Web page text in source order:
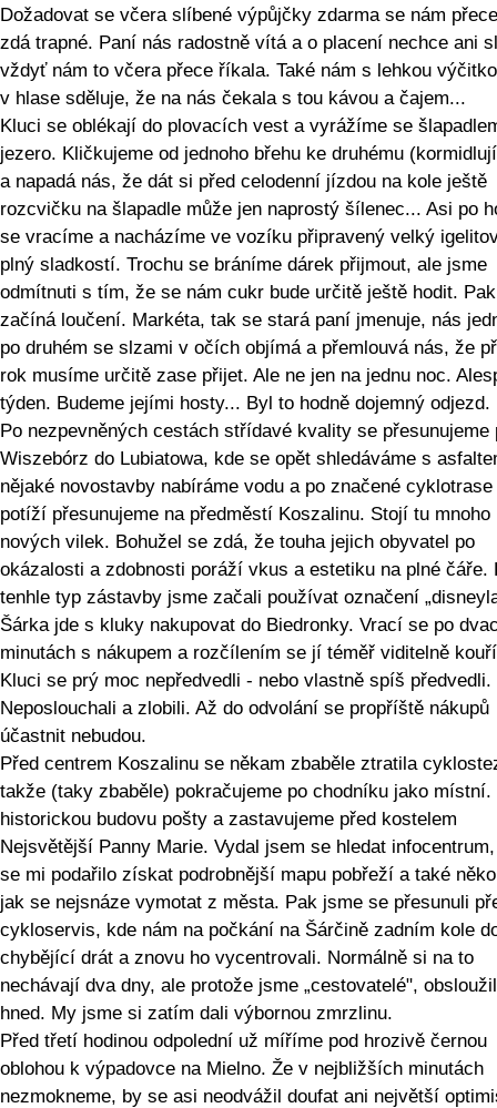
Dožadovat se včera slíbené výpůjčky zdarma se nám
zdá trapné. Paní nás radostně vítá a o placení nechce ani
vždyť nám to včera přece říkala. Také nám s lehkou
v hlase sděluje, že na nás čekala s tou kávou a čajem...
Kluci se oblékají do plovacích vest a vyrážíme se
jezero. Kličkujeme od jednoho břehu ke druhému
a napadá nás, že dát si před celodenní jízdou na kole ještě
rozcvičku na šlapadle může jen naprostý šílenec... Asi po
se vracíme a nacházíme ve vozíku připravený velký
plný sladkostí. Trochu se bráníme dárek přijmout, ale jsme
odmítnuti s tím, že se nám cukr bude určitě ještě hodit.
začíná loučení. Markéta, tak se stará paní jmenuje, nás
po druhém se slzami v očích objímá a přemlouvá nás, že
rok musíme určitě zase přijet. Ale ne jen na jednu noc.
týden. Budeme jejími hosty... Byl to hodně dojemný odjezd.
Po nezpevněných cestách střídavé kvality se přesunujeme
Wiszebórz do Lubiatowa, kde se opět shledáváme s
nějaké novostavby nabíráme vodu a po značené
potíží přesunujeme na předměstí Koszalinu. Stojí tu mnoho
nových vilek. Bohužel se zdá, že touha jejich obyvatel po
okázalosti a zdobnosti poráží vkus a estetiku na plné čáře.
tenhle typ zástavby jsme začali používat označení
Šárka jde s kluky nakupovat do Biedronky. Vrací se po
minutách s nákupem a rozčílením se jí téměř viditelně
Kluci se prý moc nepředvedli - nebo vlastně spíš předvedli.
Neposlouchali a zlobili. Až do odvolání se propříště nákupů
účastnit nebudou.
Před centrem Koszalinu se někam zbaběle ztratila
takže (taky zbaběle) pokračujeme po chodníku jako
historickou budovu pošty a zastavujeme před kostelem
Nejsvětější Panny Marie. Vydal jsem se hledat
se mi podařilo získat podrobnější mapu pobřeží a také
jak se nejsnáze vymotat z města. Pak jsme se přesunuli
cykloservis, kde nám na počkání na Šárčině zadním kole
chybějící drát a znovu ho vycentrovali. Normálně si na to
nechávají dva dny, ale protože jsme „cestovatelé",
hned. My jsme si zatím dali výbornou zmrzlinu.
Před třetí hodinou odpolední už míříme pod hrozivě černou
oblohou k výpadovce na Mielno. Že v nejbližších minutách
nezmokneme, by se asi neodvážil doufat ani největší